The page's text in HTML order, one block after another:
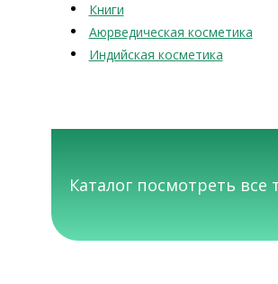
Книги
Аюрведическая косметика
Индийская косметика
Каталог посмотреть все